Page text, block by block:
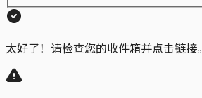
太好了！请检查您的收件箱并点击链接。